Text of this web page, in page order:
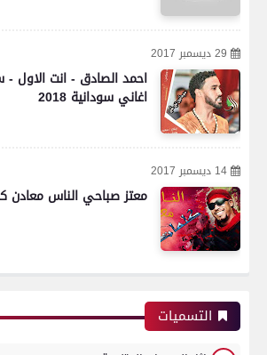
29 ديسمبر 2017
احمد الصادق - انت الاول
اغاني سودانية 2018
14 ديسمبر 2017
معتز صباحي الناس معادن
التسميات